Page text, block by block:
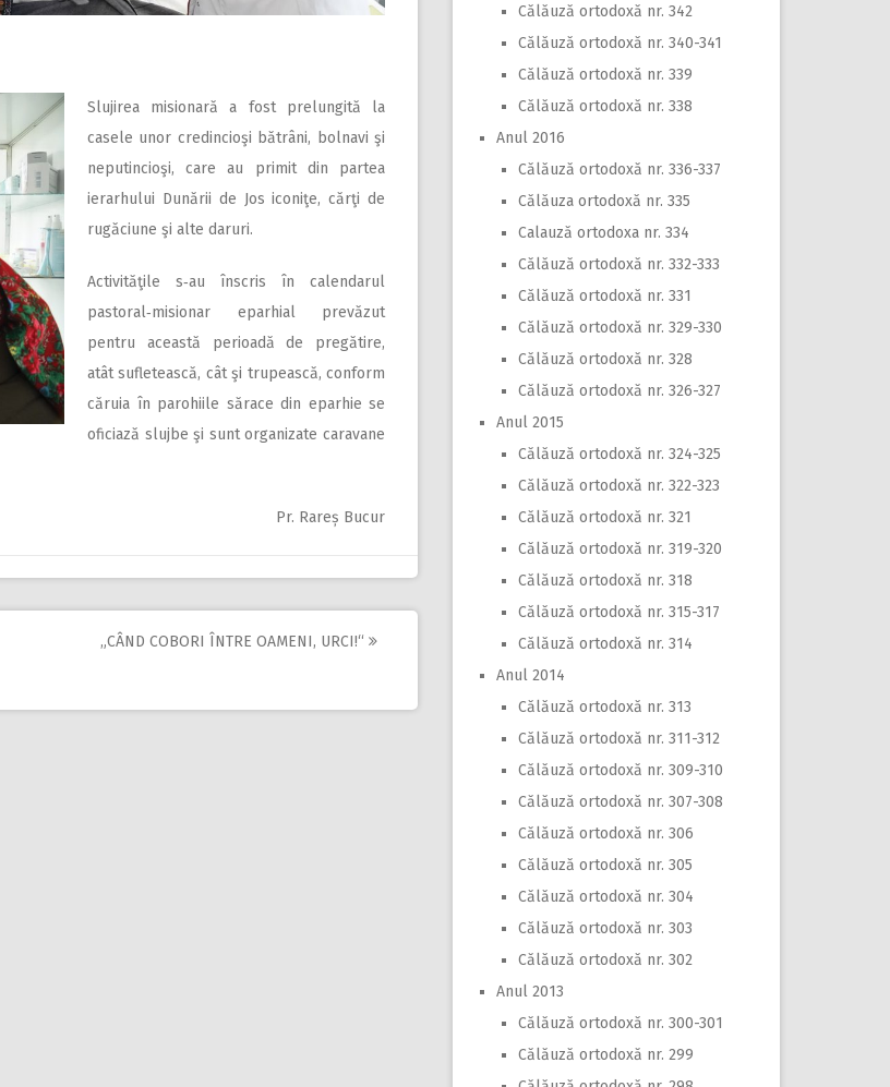
Slujirea misionară a fost prelungită la
casele unor credincioşi bătrâni, bolnavi şi
neputincioşi, care au primit din partea
ierarhului Dunării de Jos iconiţe, cărţi de
rugăciune şi alte daruri.
Activităţile s‑au înscris în calendarul
pastoral‑misionar eparhial prevăzut
pentru această perioadă de pregătire,
atât sufletească, cât şi trupească, conform
căruia în parohiile sărace din eparhie se
oficiază slujbe şi sunt organizate caravane
Pr. Rareș Bucur
„CÂND COBORI ÎNTRE OAMENI, URCI!“
Călăuză ortodoxă nr. 342
Călăuză ortodoxă nr. 340-341
Călăuză ortodoxă nr. 339
Călăuză ortodoxă nr. 338
Anul 2016
Călăuză ortodoxă nr. 336-337
Călăuza ortodoxă nr. 335
Calauză ortodoxa nr. 334
Călăuză ortodoxă nr. 332-333
Călăuză ortodoxă nr. 331
Călăuză ortodoxă nr. 329-330
Călăuză ortodoxă nr. 328
Călăuză ortodoxă nr. 326-327
Anul 2015
Călăuză ortodoxă nr. 324-325
Călăuză ortodoxă nr. 322-323
Călăuză ortodoxă nr. 321
Călăuză ortodoxă nr. 319-320
Călăuză ortodoxă nr. 318
Călăuză ortodoxă nr. 315-317
Călăuză ortodoxă nr. 314
Anul 2014
Călăuză ortodoxă nr. 313
Călăuză ortodoxă nr. 311-312
Călăuză ortodoxă nr. 309-310
Călăuză ortodoxă nr. 307-308
Călăuză ortodoxă nr. 306
Călăuză ortodoxă nr. 305
Călăuză ortodoxă nr. 304
Călăuză ortodoxă nr. 303
Călăuză ortodoxă nr. 302
Anul 2013
Călăuză ortodoxă nr. 300-301
Călăuză ortodoxă nr. 299